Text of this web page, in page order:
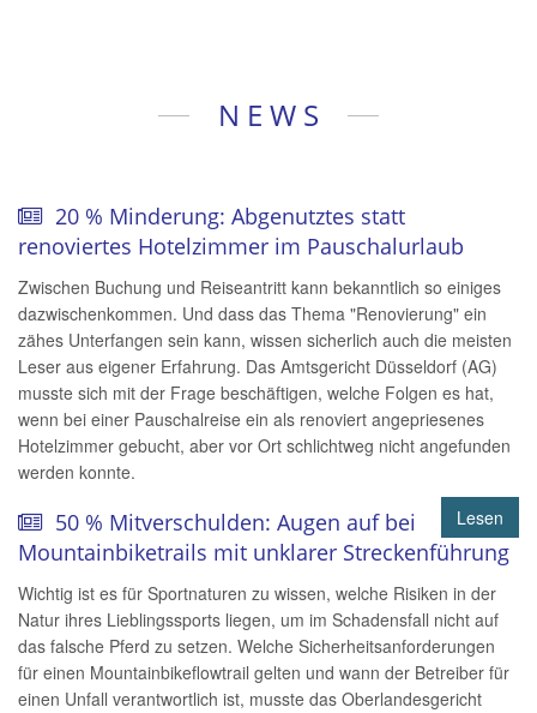
N E W S
20 % Minderung: Abgenutztes statt
renoviertes Hotelzimmer im Pauschalurlaub
Zwischen Buchung und Reiseantritt kann bekanntlich so einiges
dazwischenkommen. Und dass das Thema "Renovierung" ein
zähes Unterfangen sein kann, wissen sicherlich auch die meisten
Leser aus eigener Erfahrung. Das Amtsgericht Düsseldorf (AG)
musste sich mit der Frage beschäftigen, welche Folgen es hat,
wenn bei einer Pauschalreise ein als renoviert angepriesenes
Hotelzimmer gebucht, aber vor Ort schlichtweg nicht angefunden
werden konnte.
Lesen
50 % Mitverschulden: Augen auf bei
Mountainbiketrails mit unklarer Streckenführung
Wichtig ist es für Sportnaturen zu wissen, welche Risiken in der
Natur ihres Lieblingssports liegen, um im Schadensfall nicht auf
das falsche Pferd zu setzen. Welche Sicherheitsanforderungen
für einen Mountainbikeflowtrail gelten und wann der Betreiber für
einen Unfall verantwortlich ist, musste das Oberlandesgericht